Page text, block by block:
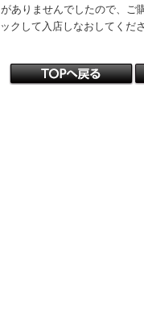
ありませんでしたので、ご
クして入店しなおしてくださ